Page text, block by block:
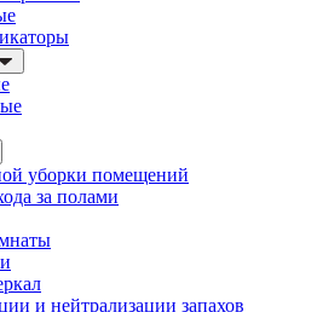
уборки помещений
за полами
и нейтрализации запахов